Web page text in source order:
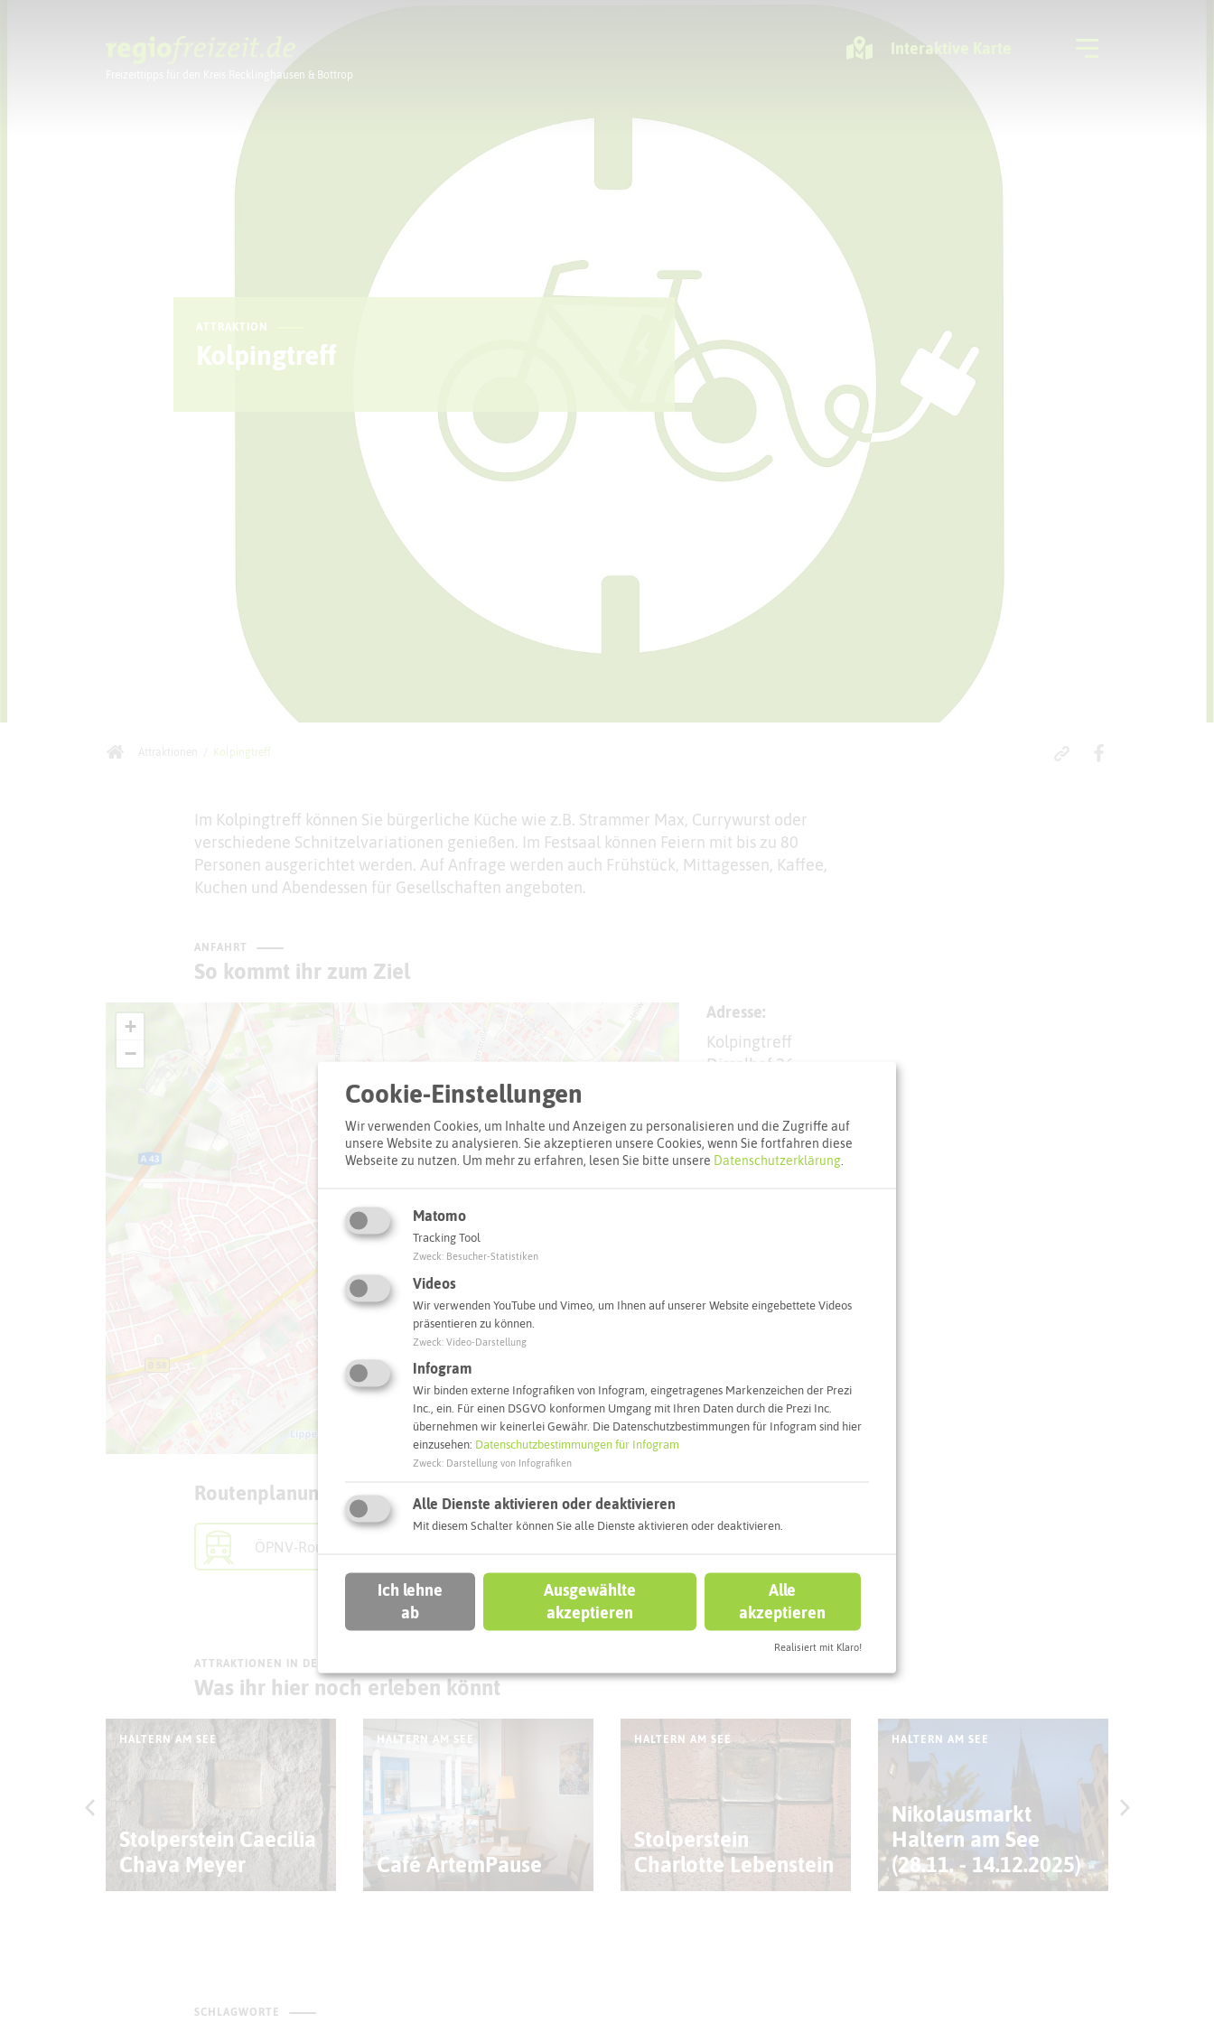
Freizeittipps für den Kreis Recklinghausen & Bottrop
Interaktive Karte
Ausflugstipps Sport + Bewegung Aktuelles Freizeitregion
ATTRAKTION
Kolpingtreff
Kolpingtreff
Im Kolpingtreff können Sie bürgerliche Küche wie z.B. Strammer Max, Currywurst oder
verschiedene Schnitzelvariationen genießen. Im Festsaal können Feiern mit bis zu 80
Personen ausgerichtet werden. Auf Anfrage werden auch Frühstück, Mittagessen, Kaffee,
Kuchen und Abendessen für Gesellschaften angeboten.
ANFAHRT
So kommt ihr zum Ziel
+
−
Leaflet|©OpenStreetMapcontributors |weitere Lizenzen
Adresse:
Kolpingtreff
Disselhof 26
Webseite
Routenplanung zum Ziel:
ÖPNV-Route finden
ATTRAKTIONEN IN DER UMGEBUNG
Was ihr hier noch erleben könnt
HALTERN AM SEE
Stolperstein Caecilia
Chava Meyer
HALTERN AM SEE
Café ArtemPause
HALTERN AM SEE
Stolperstein
Charlotte Lebenstein
HALTERN AM SEE
Nikolausmarkt
Haltern am See
(28.11. - 14.12.2025)
SCHLAGWORTE
Cookie-Einstellungen
Wir verwenden Cookies, um Inhalte und Anzeigen zu personalisieren und die Zugriffe auf
unsere Website zu analysieren. Sie akzeptieren unsere Cookies, wenn Sie fortfahren diese
Webseite zu nutzen. Um mehr zu erfahren, lesen Sie bitte unsere Datenschutzerklärung.
Matomo
Tracking Tool
Zweck: Besucher-Statistiken
Videos
Wir verwenden YouTube und Vimeo, um Ihnen auf unserer Website eingebettete Videos
präsentieren zu können.
Zweck: Video-Darstellung
Infogram
Wir binden externe Infografiken von Infogram, eingetragenes Markenzeichen der Prezi
Inc., ein. Für einen DSGVO konformen Umgang mit Ihren Daten durch die Prezi Inc.
übernehmen wir keinerlei Gewähr. Die Datenschutzbestimmungen für Infogram sind hier
einzusehen: Datenschutzbestimmungen für Infogram
Zweck: Darstellung von Infografiken
Alle Dienste aktivieren oder deaktivieren
Mit diesem Schalter können Sie alle Dienste aktivieren oder deaktivieren.
Ich lehne
ab
Ausgewählte
akzeptieren
Alle
akzeptieren
Realisiert mit Klaro!